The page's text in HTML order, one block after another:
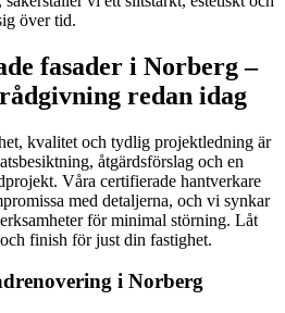
över tid.
fasader i Norberg –
redan idag
kvalitet och tydlig projektledning är
åtgärdsförslag och en
Våra certifierade hantverkare
med detaljerna, och vi synkar
för minimal störning. Låt
finish för just din fastighet.
i Norberg